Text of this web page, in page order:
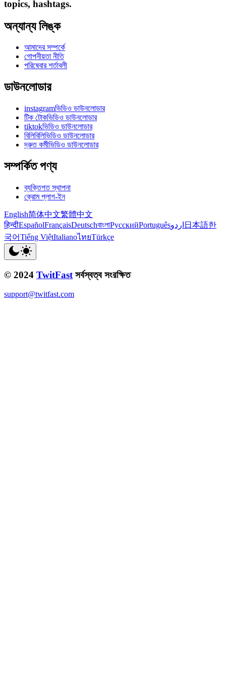
topics, hashtags.
অন্যান্য লিঙ্ক
আমাদের সম্পর্কে
গোপনীয়তা নীতি
পরিষেবার শর্তাবলী
ডাউনলোডার
instagramভিডিও ডাউনলোডার
টিক টোকভিডিও ডাউনলোডার
tiktokভিডিও ডাউনলোডার
বিলিবিলিভিডিও ডাউনলোডার
দ্রুত কর্মীভিডিও ডাউনলোডার
সম্পর্কিত পণ্য
ব্যক্তিগত স্থাপনা
ক্রোম প্লাগ-ইন
English简体中文繁體中文
हिन्दीEspañolFrançaisDeutschবাংলাРусскийPortuguêsاردو 日本語한
국어Tiếng ViệtItalianoไทยTürkçe
© 2024 TwitFast সর্বস্বত্ব সংরক্ষিত
support@twitfast.com